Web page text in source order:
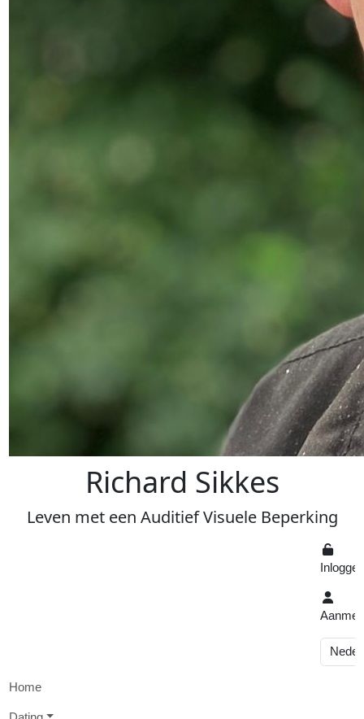
Richard Sikkes
Leven met een AuditiefVisuele Beperking
Home